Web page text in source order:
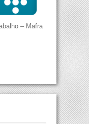
– Mafra